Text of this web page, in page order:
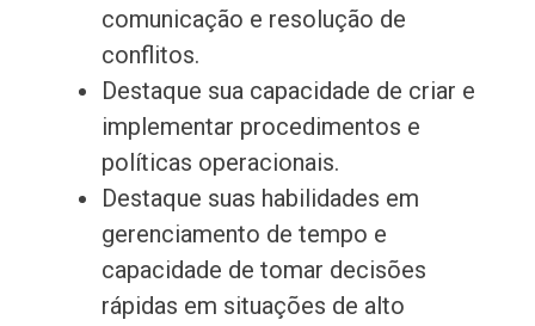
comunicação e resolução de
conflitos.
Destaque sua capacidade de criar e
implementar procedimentos e
políticas operacionais.
Destaque suas habilidades em
gerenciamento de tempo e
capacidade de tomar decisões
rápidas em situações de alto